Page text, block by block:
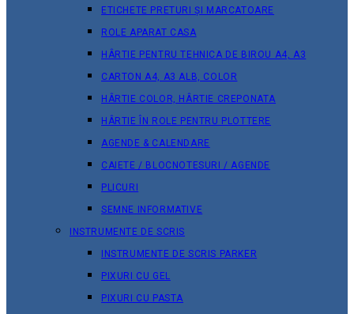
ETICHETE PRETURI ȘI MARCATOARE
ROLE APARAT CASA
HÂRTIE PENTRU TEHNICA DE BIROU A4, A3
CARTON A4, A3 ALB, COLOR
HÂRTIE COLOR, HÂRTIE CREPONATA
HÂRTIE ÎN ROLE PENTRU PLOTTERE
AGENDE & CALENDARE
CAIETE / BLOCNOTESURI / AGENDE
PLICURI
SEMNE INFORMATIVE
INSTRUMENTE DE SCRIS
INSTRUMENTE DE SCRIS PARKER
PIXURI CU GEL
PIXURI CU PASTA